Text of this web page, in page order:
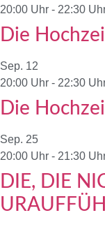
20:00 Uhr - 22:30
Die
Sep. 12
20:00 Uhr - 22:30
Die
Sep. 25
20:00 Uhr - 21:30
DIE, DIE